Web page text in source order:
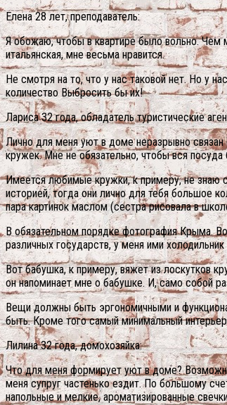
Елена 28 лет, преподаватель:
Я обожаю, чтобы в квартире было вольно. Чем
итальянская, мне весьма нравится.
Не смотря на то, что у нас таковой нет. Но у
количество Выбросить бы их!
Лариса 32 года, обладатель туристические
Лично для меня уют в доме неразрывно
кружек. Мне не обязательно, чтобы вся
Имеется любимые кружки, к примеру, не знаю
историей, тогда они лично для тебя большое
пара картинок маслом (сестра рисовала в
В обязательном порядке фотография Крыма.
различных государств, у меня ими
Вот бабушка, к примеру, вяжет из лоскутков
он напоминает мне о бабушке. И, само собой
Вещи должны быть эргономичными и
быть. Кроме того самый минимальный
Лилина 32 года, домохозяйка:
Что для меня формирует уют в доме?
меня супруг частенько ездит. По большому
напольные и мелкие, ароматизированные